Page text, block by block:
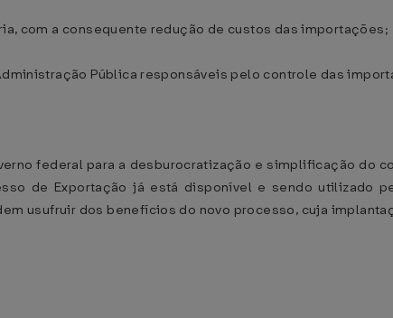
com a consequente redução de custos das importações;
Pública responsáveis pelo controle das
federal para a desburocratização e simplificação do
de Exportação já está disponível e sendo utilizado
usufruir dos benefícios do novo processo, cuja